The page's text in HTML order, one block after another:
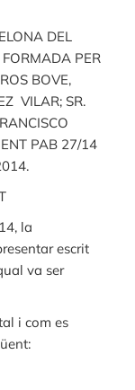
DEL
PER
BOVE,
VILAR; SR.
PAB 27/14
la
escrit
va ser
i com es